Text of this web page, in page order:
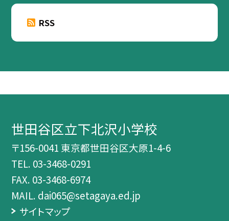
RSS
世田谷区立下北沢小学校
〒156-0041 東京都世田谷区大原1-4-6
TEL. 03-3468-0291
FAX. 03-3468-6974
MAIL. dai065@setagaya.ed.jp
サイトマップ